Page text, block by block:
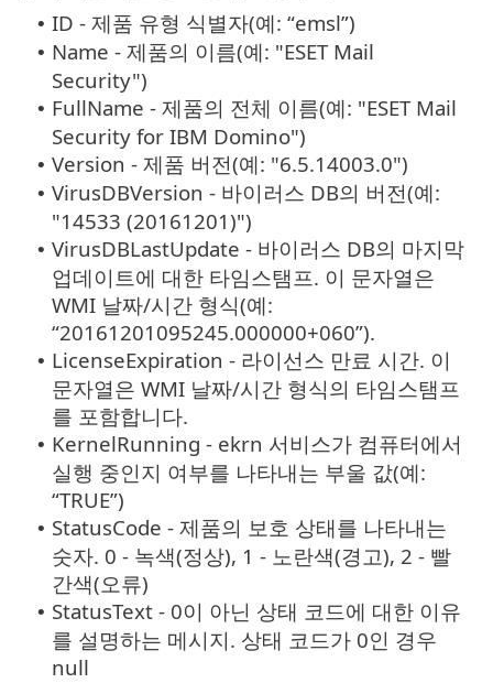
• ID - 제품 유형 식별자(예: “emsl”)
• Name - 제품의 이름(예: "ESET Mail
Security")
• FullName - 제품의 전체 이름(예: "ESET Mail
Security for IBM Domino")
• Version - 제품 버전(예: "6.5.14003.0")
• VirusDBVersion - 바이러스 DB의 버전(예:
"14533 (20161201)")
• VirusDBLastUpdate - 바이러스 DB의 마지막
업데이트에 대한 타임스탬프. 이 문자열은
WMI 날짜/시간 형식(예:
“20161201095245.000000+060”).
• LicenseExpiration - 라이선스 만료 시간. 이
문자열은 WMI 날짜/시간 형식의 타임스탬프
를 포함합니다.
• KernelRunning - ekrn 서비스가 컴퓨터에서
실행 중인지 여부를 나타내는 부울 값(예:
“TRUE”)
• StatusCode - 제품의 보호 상태를 나타내는
숫자. 0 - 녹색(정상), 1 - 노란색(경고), 2 - 빨
간색(오류)
• StatusText - 0이 아닌 상태 코드에 대한 이유
를 설명하는 메시지. 상태 코드가 0인 경우
null